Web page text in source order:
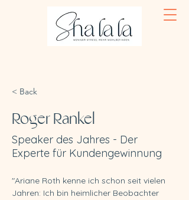
< Back
Roger Rankel
Speaker des Jahres - Der
Experte für Kundengewinnung
"Ariane Roth kenne ich schon seit vielen
Jahren: Ich bin heimlicher Beobachter